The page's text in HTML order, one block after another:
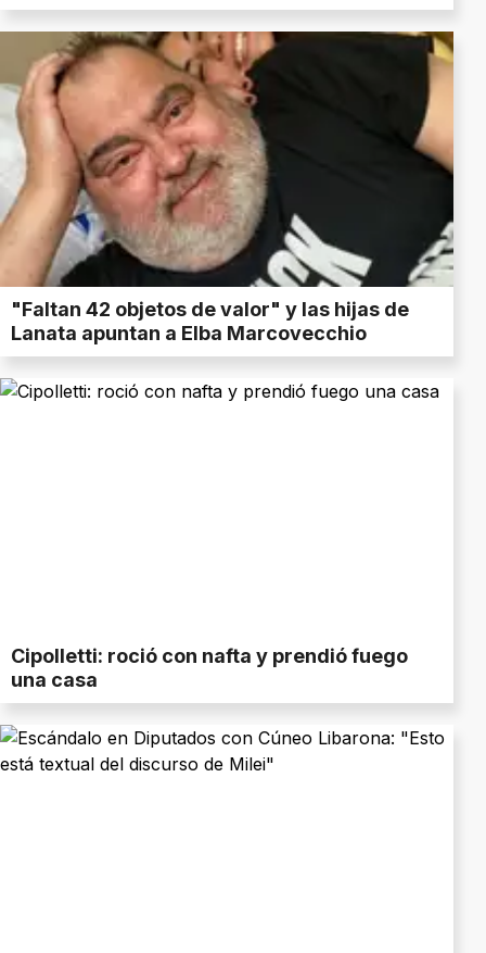
"Faltan 42 objetos de valor" y las hijas de
Lanata apuntan a Elba Marcovecchio
Cipolletti: roció con nafta y prendió fuego
una casa